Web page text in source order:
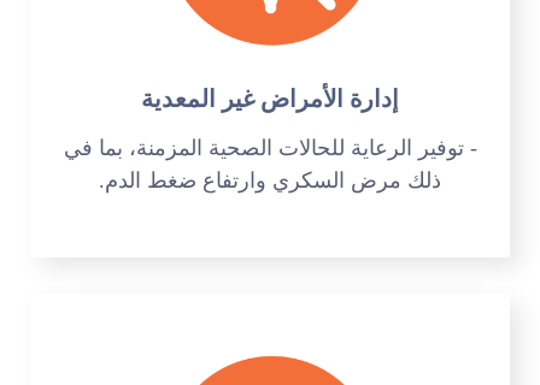
إدارة الأمراض غير المعدية
- توفير الرعاية للحالات الصحية المزمنة، بما في
ذلك مرض السكري وارتفاع ضغط الدم.